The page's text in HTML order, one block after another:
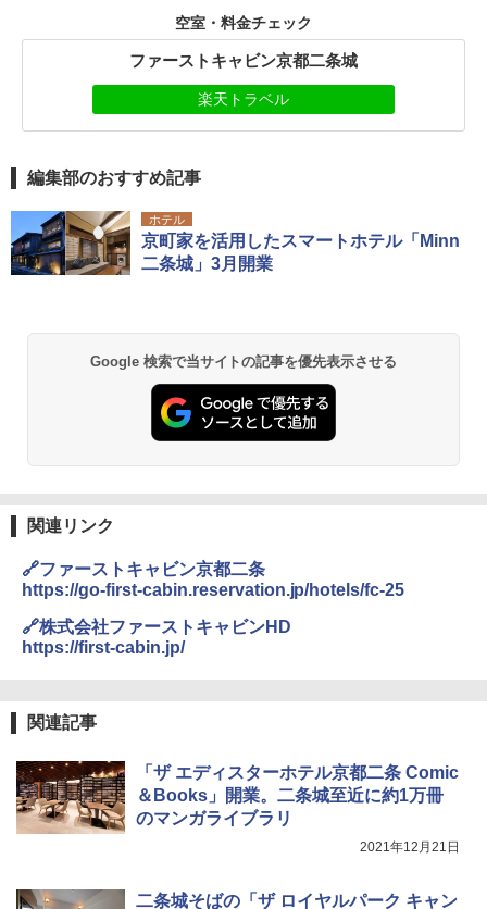
空室・料金チェック
ファーストキャビン京都二条城
楽天トラベル
編集部のおすすめ記事
ホテル
京町家を活用したスマートホテル「Minn
二条城」3月開業
Google 検索で当サイトの記事を優先表示させる
関連リンク
🔗ファーストキャビン京都二条
https://go-first-cabin.reservation.jp/hotels/fc-25
🔗株式会社ファーストキャビンHD
https://first-cabin.jp/
関連記事
「ザ エディスターホテル京都二条 Comic
＆Books」開業。二条城至近に約1万冊
のマンガライブラリ
2021年12月21日
二条城そばの「ザ ロイヤルパーク キャン